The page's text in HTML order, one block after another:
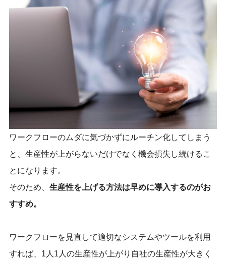
ワークフローのムダに気づかずにルーチン化してしまう
と、生産性が上がらないだけでなく機会損失し続けるこ
とになります。
そのため、 生産性を上げる方法は早めに導入するのがお
すすめ。
ワークフローを見直して適切なシステムやツールを利用
すれば、1人1人の生産性が上がり自社の生産性が大きく